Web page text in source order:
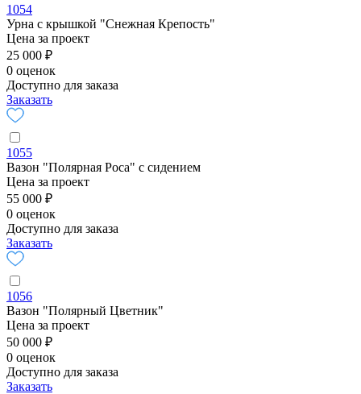
1054
Урна с крышкой "Снежная Крепость"
Цена за проект
25 000 ₽
0 оценок
Доступно для заказа
Заказать
1055
Вазон "Полярная Роса" с сидением
Цена за проект
55 000 ₽
0 оценок
Доступно для заказа
Заказать
1056
Вазон "Полярный Цветник"
Цена за проект
50 000 ₽
0 оценок
Доступно для заказа
Заказать